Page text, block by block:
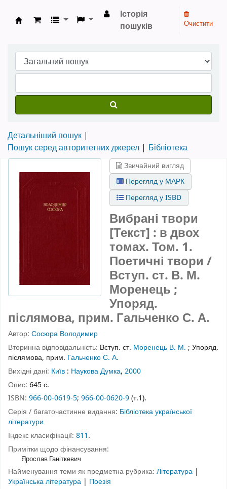
Бібліотека НТШ › Електронний каталог
Історія
пошуків
Очистити
Детальніший пошук
Пошук серед авторитетних джерел
Бібліотека
Звичайний вигляд
Перегляд у МАРК
Перегляд у ISBD
Вибрані твори
[Текст] : в двох
томах. Том. 1.
Поетичні твори /
Вступ. ст. В. М.
Моренець ;
Упоряд.
післямова, прим. Гальченко С. А.
Автор: Сосюра Володимир
Вторинна відповідальність: Вступ. ст. Моренець В. М. ; Упоряд.
післямова, прим. Гальченко С. А.
Вихідні дані: Київ : Наукова Думка, 2000
Опис: 645 с.
ISBN: 966-00-0619-5; 966-00-0620-9(т.1).
Серія / багаточастинне видання: Бібліотека української
літератури
Індекс класифікації: 811.
Примітки щодо фінансування:
Ярослав Ганіткевич
Найменування теми як предметна рубрика: Література |
Українська література | Поезія